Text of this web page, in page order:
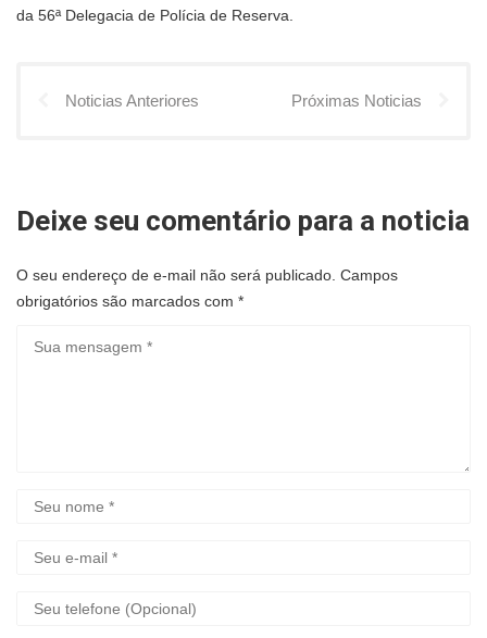
da 56ª Delegacia de Polícia de Reserva.
Noticias Anteriores Próximas Noticias
Deixe seu comentário para a noticia
O seu endereço de e-mail não será publicado. Campos
obrigatórios são marcados com *